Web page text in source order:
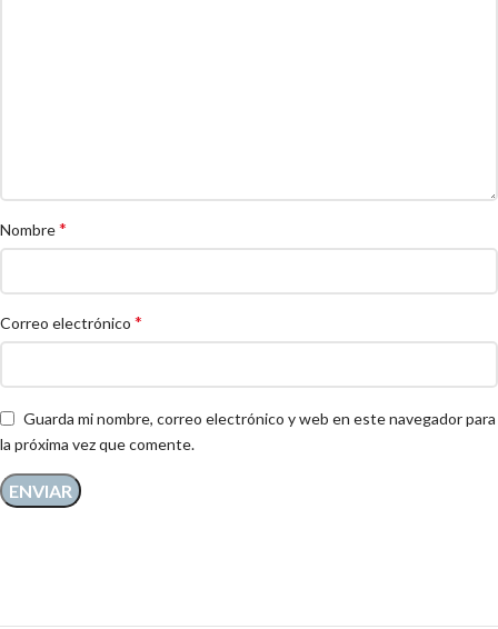
Nombre*
Correo electrónico *
Guarda mi nombre, correo electrónico y web en este navegador para
la próxima vez que comente.